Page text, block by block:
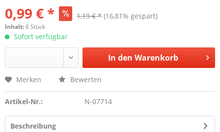
0,99 € * 1,19 € * (16,81% gespart)
Inhalt:6 Stück
Sofort verfügbar
In den Warenkorb
Merken Bewerten
Artikel-Nr.: N-07714
Beschreibung